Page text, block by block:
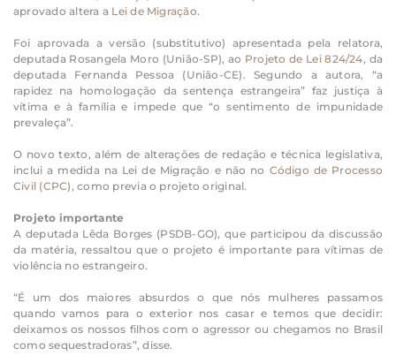
aprovado altera a Lei de Migração.
Foi aprovada a versão (substitutivo) apresentada pela relatora,
deputada Rosangela Moro (União-SP), ao Projeto de Lei 824/24, da
deputada Fernanda Pessoa (União-CE). Segundo a autora, “a
rapidez na homologação da sentença estrangeira” faz justiça à
vítima e à família e impede que “o sentimento de impunidade
prevaleça”.
O novo texto, além de alterações de redação e técnica legislativa,
inclui a medida na Lei de Migração e não no Código de Processo
Civil (CPC) , como previa o projeto original.
Projeto importante
A deputada Lêda Borges (PSDB-GO), que participou da discussão
da matéria, ressaltou que o projeto é importante para vítimas de
violência no estrangeiro.
“É um dos maiores absurdos o que nós mulheres passamos
quando vamos para o exterior nos casar e temos que decidir:
deixamos os nossos filhos com o agressor ou chegamos no Brasil
como sequestradoras”, disse.